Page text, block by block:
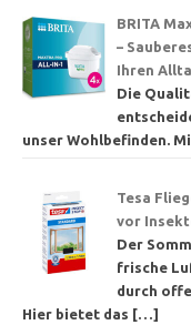
BRITA
–
Ihren
Die
unser Wohlbefinden.
Tesa
vor
Der
frische
durch
Hier bietet das […]